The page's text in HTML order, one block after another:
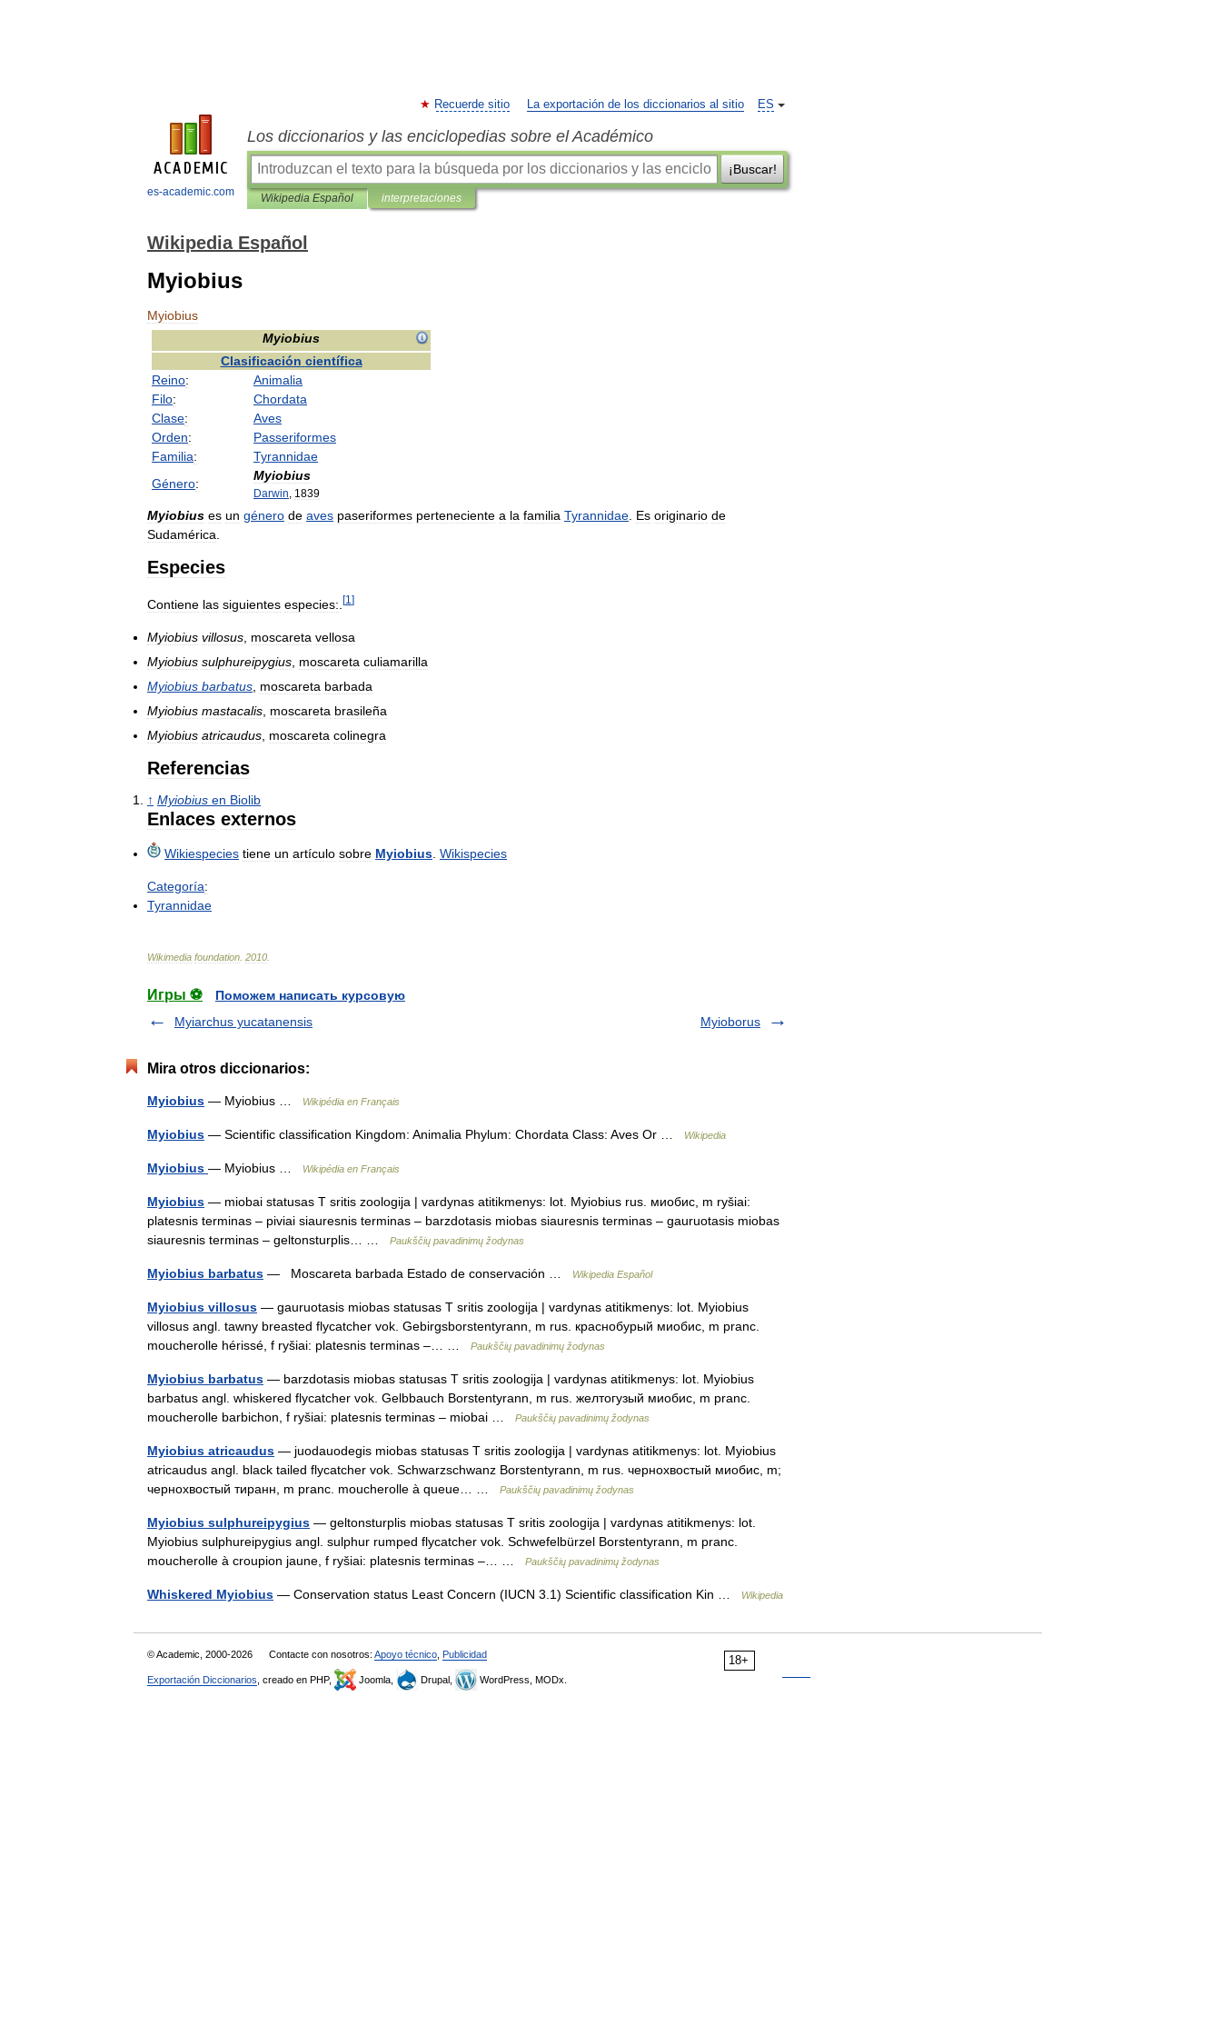
es-academic.com
ES
Recuerde sitio La exportación de los diccionarios al sitio
Los diccionarios y las enciclopedias sobre el Académico
¡Buscar!
Wikipedia Español interpretaciones
Wikipedia Español
Myiobius
Myiobius
Myiobius
Clasificación científica
Reino:
Animalia
Filo:
Chordata
Clase:
Aves
Orden:
Passeriformes
Familia:
Tyrannidae
Género:
Myiobius
Darwin 1839
Myiobius es un género de aves paseriformes perteneciente a la familia Tyrannidae Es originario de
Sudamérica
Especies
Contiene las siguientes especies: [1 ]
Myiobius villosus moscareta vellosa
Myiobius sulphureipygius moscareta culiamarilla
Myiobius barbatus moscareta barbada
Myiobius mastacalis moscareta brasileña
Myiobius atricaudus moscareta colinegra
Referencias
↑ Myiobius en Biolib
Enlaces externos
Wikiespecies tiene un artículo sobre Myiobius Wikispecies
Categoría:
Tyrannidae
Wikimedia foundation 2010
Игры ⚽
Поможем написать курсовую
Myiarchus yucatanensis
Myioborus
Mira otros diccionarios:
Myiobius — Myiobius … Wikipédia en Français
Myiobius — Scientific classification Kingdom: Animalia Phylum: Chordata Class: Aves Or … Wikipedia
Myiobius — Myiobius … Wikipédia en Français
Myiobius — miobai statusas T sritis zoologija | vardynas atitikmenys: lot. Myiobius rus. миобис, m ryšiai:
platesnis terminas – piviai siauresnis terminas – barzdotasis miobas siauresnis terminas – gauruotasis miobas
siauresnis terminas – geltonsturplis… …
Paukščių pavadinimų žodynas
Myiobius barbatus — Moscareta barbada Estado de conservación … Wikipedia Español
Myiobius villosus — gauruotasis miobas statusas T sritis zoologija | vardynas atitikmenys: lot. Myiobius
villosus angl. tawny breasted flycatcher vok. Gebirgsborstentyrann, m rus. краснобурый миобис, m pranc.
moucherolle hérissé, f ryšiai: platesnis terminas –… …
Paukščių pavadinimų žodynas
Myiobius barbatus — barzdotasis miobas statusas T sritis zoologija | vardynas atitikmenys: lot. Myiobius
barbatus angl. whiskered flycatcher vok. Gelbbauch Borstentyrann, m rus. желтогузый миобис, m pranc.
moucherolle barbichon, f ryšiai: platesnis terminas – miobai …
Paukščių pavadinimų žodynas
Myiobius atricaudus — juodauodegis miobas statusas T sritis zoologija | vardynas atitikmenys: lot. Myiobius
atricaudus angl. black tailed flycatcher vok. Schwarzschwanz Borstentyrann, m rus. чернохвостый миобис, m;
чернохвостый тиранн, m pranc. moucherolle à queue… …
Paukščių pavadinimų žodynas
Myiobius sulphureipygius — geltonsturplis miobas statusas T sritis zoologija | vardynas atitikmenys: lot.
Myiobius sulphureipygius angl. sulphur rumped flycatcher vok. Schwefelbürzel Borstentyrann, m pranc.
moucherolle à croupion jaune, f ryšiai: platesnis terminas –… …
Paukščių pavadinimų žodynas
Whiskered Myiobius — Conservation status Least Concern (IUCN 3.1) Scientific classification Kin … Wikipedia
18+
© Academic, 2000-2026 Contacte con nosotros: Apoyo técnico Publicidad
Exportación Diccionarios , creado en PHP, Joomla, Drupal, WordPress, MODx.